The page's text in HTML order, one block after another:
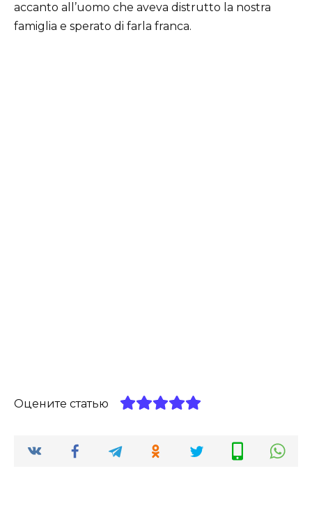
accanto all’uomo che aveva distrutto la nostra
famiglia e sperato di farla franca.
Оцените статью